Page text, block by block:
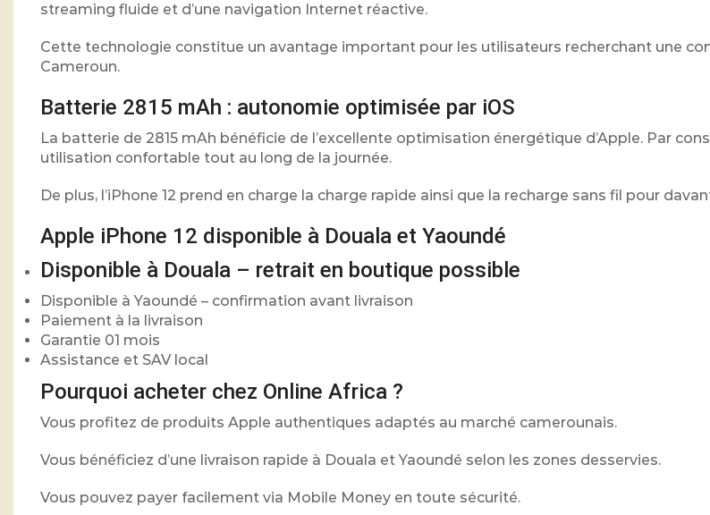
streaming fluide et d’une navigation Internet réactive.
Cette technologie constitue un avantage important pour les utilisateurs recherchant une
Cameroun.
Batterie 2815 mAh : autonomie optimisée par iOS
La batterie de 2815 mAh bénéficie de l’excellente optimisation énergétique d’Apple. Par
utilisation confortable tout au long de la journée.
De plus, l’iPhone 12 prend en charge la charge rapide ainsi que la recharge sans fil pour
Apple iPhone 12 disponible à Douala et Yaoundé
Disponible à Douala – retrait en boutique possible
Disponible à Yaoundé – confirmation avant livraison
Paiement à la livraison
Garantie 01 mois
Assistance et SAV local
Pourquoi acheter chez Online Africa ?
Vous profitez de produits Apple authentiques adaptés au marché camerounais.
Vous bénéficiez d’une livraison rapide à Douala et Yaoundé selon les zones desservies.
Vous pouvez payer facilement via Mobile Money en toute sécurité.